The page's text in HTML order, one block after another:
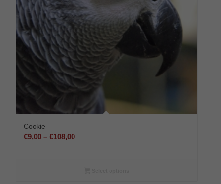
Cookie
€9,00 –€108,00Preisspanne: